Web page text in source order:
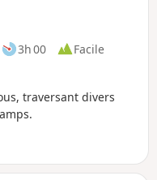
3h 00
Facile
traversant divers